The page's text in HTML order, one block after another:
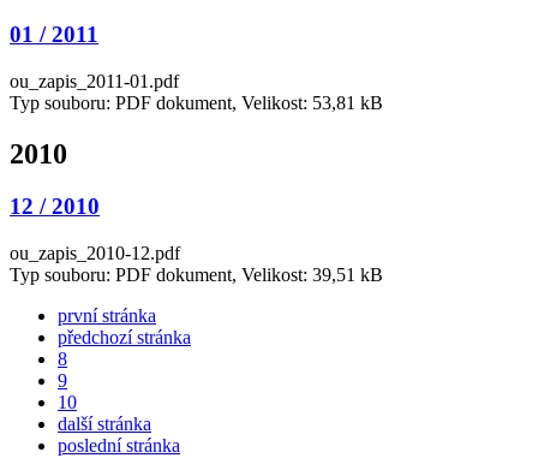
01 / 2011
ou_zapis_2011-01.pdf
Typ souboru: PDF dokument, Velikost: 53,81 kB
2010
12 / 2010
ou_zapis_2010-12.pdf
Typ souboru: PDF dokument, Velikost: 39,51 kB
první stránka
předchozí stránka
8
9
10
další stránka
poslední stránka